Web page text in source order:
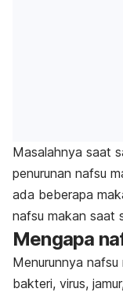
Masalahnya saat
penurunan nafsu
ada beberapa
nafsu makan saat
Mengapa
Menurunnya
bakteri, virus,